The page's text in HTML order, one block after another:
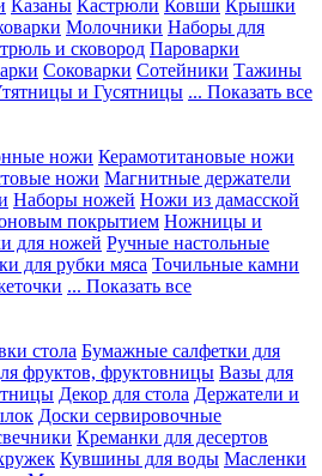
Казаны Кастрюли Ковши Крышки
Молочники Наборы для
и сковород Пароварки
Соковарки Сотейники Тажины
и Гусятницы ... Показать все
ножи Керамотитановые ножи
ножи Магнитные держатели
Наборы ножей Ножи из дамасской
покрытием Ножницы и
для ножей Ручные настольные
для рубки мяса Точильные камни
... Показать все
стола Бумажные салфетки для
фруктов, фруктовницы Вазы для
Декор для стола Держатели и
Доски сервировочные
Креманки для десертов
Кувшины для воды Масленки